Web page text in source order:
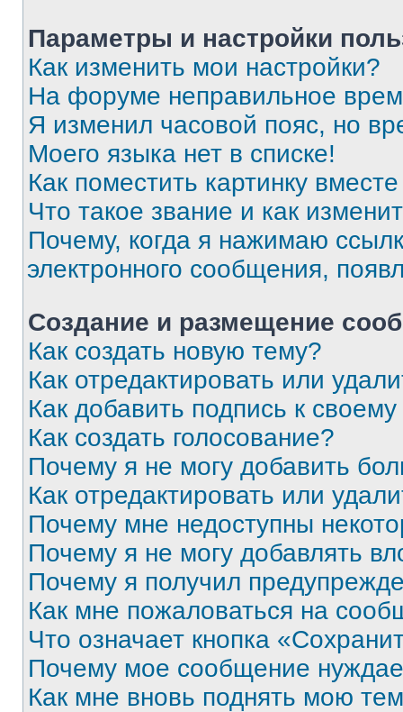
Параметры и настройки
Как изменить мои настройки?
На форуме неправильное
Я изменил часовой пояс, но
Моего языка нет в списке!
Как поместить картинку
Что такое звание и как
Почему, когда я нажимаю
электронного сообщения,
Создание и размещение
Как создать новую тему?
Как отредактировать или
Как добавить подпись к
Как создать голосование?
Почему я не могу добавить
Как отредактировать или
Почему мне недоступны
Почему я не могу добавлять
Почему я получил
Как мне пожаловаться на
Что означает кнопка
Почему мое сообщение
Как мне вновь поднять мою